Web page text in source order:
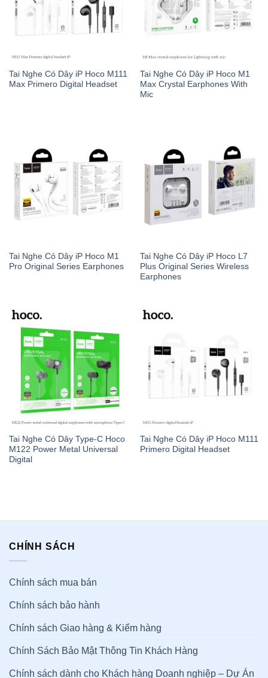
Tai Nghe Có Dây iP Hoco M111
Max Primero Digital Headset
Tai Nghe Có Dây iP Hoco M1
Max Crystal Earphones With
Mic
Tai Nghe Có Dây iP Hoco M1
Pro Original Series Earphones
Tai Nghe Có Dây iP Hoco L7
Plus Original Series Wireless
Earphones
Tai Nghe Có Dây Type-C Hoco
M122 Power Metal Universal
Digital
Tai Nghe Có Dây iP Hoco M111
Primero Digital Headset
CHÍNH SÁCH
Chính sách mua bán
Chính sách bảo hành
Chính sách Giao hàng & Kiểm hàng
Chính Sách Bảo Mật Thông Tin Khách Hàng
Chính sách dành cho Khách hàng Doanh nghiệp – Dự Án